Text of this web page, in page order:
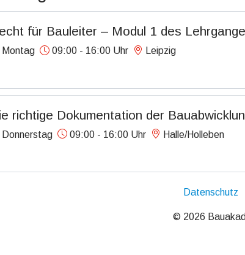
für Bauleiter – Modul 1 des
Montag 09:00 - 16:00 Uhr Leipzig
richtige Dokumentation der
Donnerstag 09:00 - 16:00 Uhr Halle/Holleben
Datenschutz
© 2026